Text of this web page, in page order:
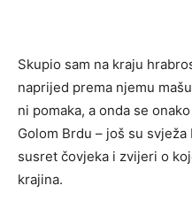
Skupio sam na kraju
naprijed prema njemu
ni pomaka, a onda se
Golom Brdu – još su
susret čovjeka i zvijeri o
krajina.